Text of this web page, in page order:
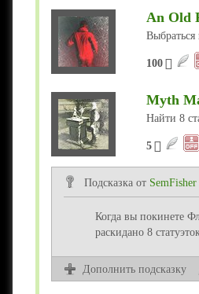
An Old
100
Myth
Найти 8
5
Подсказка от SemFisher
Когда вы покинете
раскидано 8
Дополнить подсказку